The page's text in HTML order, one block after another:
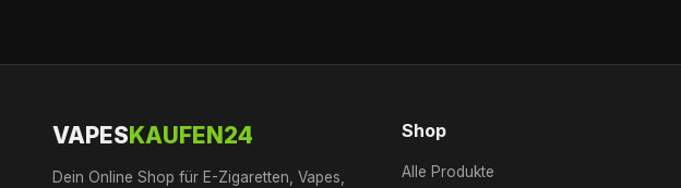
VAPESKAUFEN24
Dein Online Shop für E-Zigaretten, Vapes,
Shop
Alle Produkte